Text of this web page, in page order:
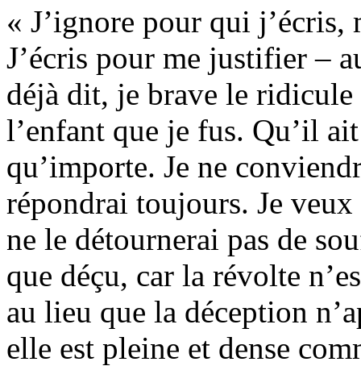
« J’ignore pour qui j’écris,
J’écris pour me justifier –
déjà dit, je brave le
l’enfant que je fus. Qu’il
qu’importe. Je ne
répondrai toujours. Je
ne le détournerai pas de
que déçu, car la révolte
au lieu que la déception
elle est pleine et dense